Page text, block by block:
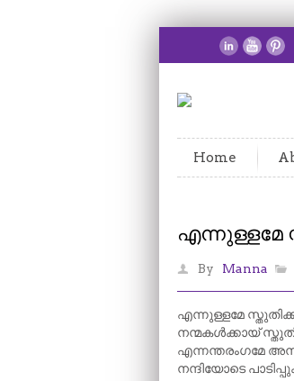
Home
എന്നുള്ളമേ
By Manna
എന്നുള്ളമേ
നന്മകൾക്കായ്
എന്നന്തരംഗമേ
നന്ദിയോടെ